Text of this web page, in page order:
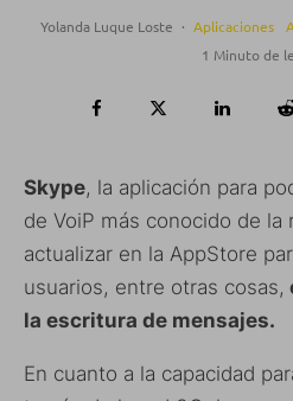
Yolanda Luque Loste · Aplicaciones
1 Minuto de
Skype, la aplicación para
de VoiP más conocido de la
actualizar en la AppStore
usuarios, entre otras cosas,
la escritura de mensajes.
En cuanto a la capacidad